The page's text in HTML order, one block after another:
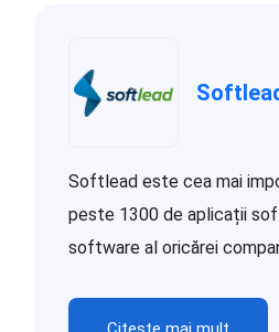
Softlead este cea mai
peste 1300 de aplicații
software al oricărei